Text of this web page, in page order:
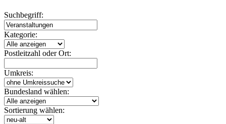
Suchbegriff:
Kategorie:
Postleitzahl oder Ort:
Umkreis:
Bundesland wählen:
Sortierung wählen: